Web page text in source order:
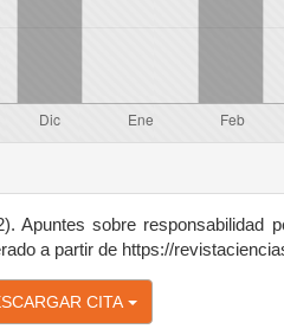
Apuntes sobre
a partir de https://
CITA